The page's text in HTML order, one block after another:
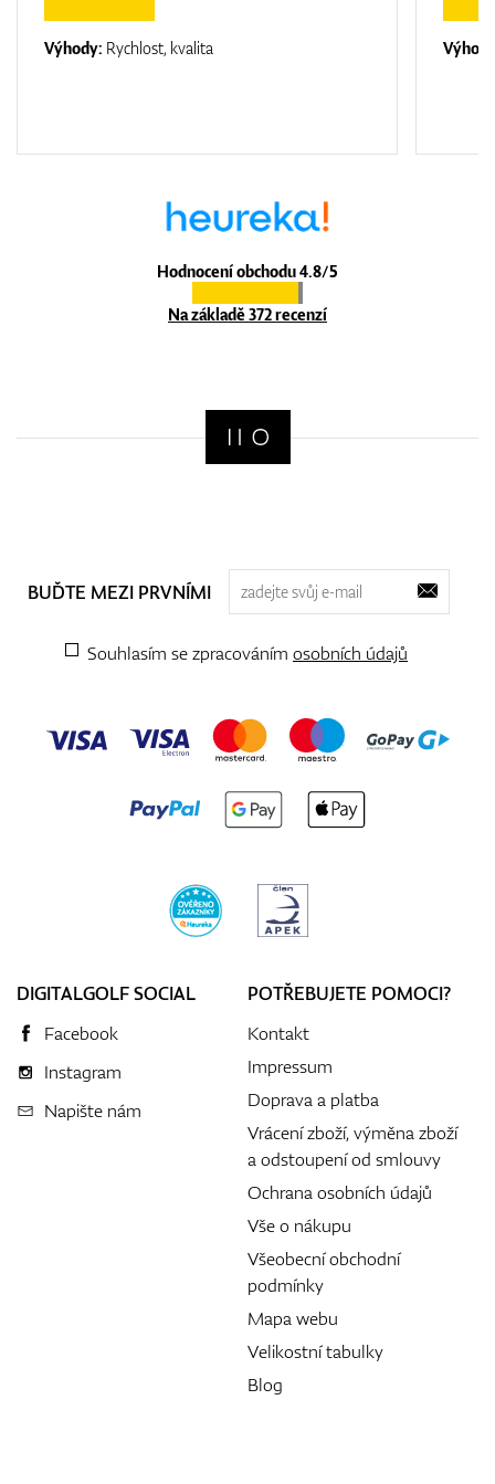
Hodnocení obchodu 4.8/5
Na základě 372 recenzí
Výhody: Rychlost, kvalita
BUĎTE MEZI PRVNÍMI
Souhlasím se zpracováním osobních údajů
DIGITALGOLF SOCIAL
Facebook
Instagram
Napište nám
POTŘEBUJETE POMOCI?
Kontakt
Impressum
Doprava a platba
Vrácení zboží, výměna zboží
a odstoupení od smlouvy
Ochrana osobních údajů
Vše o nákupu
Všeobecní obchodní
podmínky
Mapa webu
Velikostní tabulky
Blog